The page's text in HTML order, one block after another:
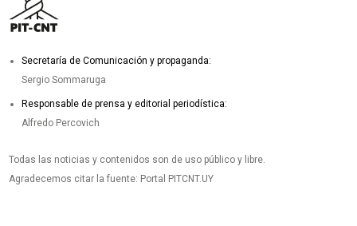
Secretaría de Comunicación y propaganda:
Sergio Sommaruga
Responsable de prensa y editorial periodística:
Alfredo Percovich
Todas las noticias y contenidos son de uso público y libre.
Agradecemos citar la fuente: Portal PITCNT.UY